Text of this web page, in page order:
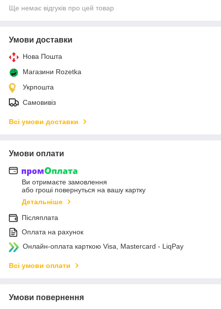
Ще немає відгуків про цей товар
Умови доставки
Нова Пошта
Магазини Rozetka
Укрпошта
Самовивіз
Всі умови доставки
Умови оплати
Ви отримаєте замовлення
або гроші повернуться на вашу картку
Детальніше
Післяплата
Оплата на рахунок
Онлайн-оплата карткою Visa, Mastercard - LiqPay
Всі умови оплати
Умови повернення